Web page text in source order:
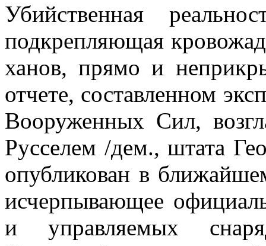
Убийственная
подкрепляющая
ханов, прямо и
отчете, составленном
Вооруженных Сил,
Русселем /дем., штата
опубликован в
исчерпывающее
и управляемых